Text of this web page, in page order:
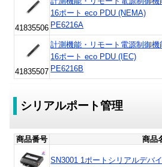
41835506
16ポート eco PDU (NEMA)
PE6216A
41835507
計測機能・リモート電源制
16ポート eco PDU (IEC)
PE6216B
シリアルポート管理
商品番号 商品
SN3001 1ポートシリアルデバ